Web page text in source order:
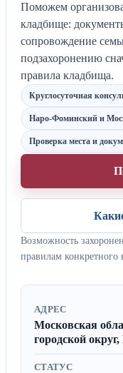
Поможем
кладбище:
сопровождение
подзахоронению
правила кладбища.
Круглосуточная
Наро-Фоминский и
Проверка места и
Возможность
правилам конкретного
АДРЕС
Московская
городской
СТАТУС